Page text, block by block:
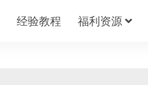
经验教程 福利资源